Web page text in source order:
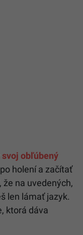
svoj obľúbený
holení a začítať
že na uvedených,
len lámať jazyk.
ktorá dáva